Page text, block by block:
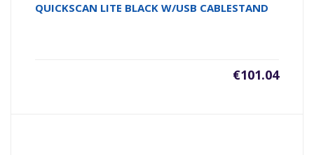
QUICKSCAN LITE BLACK W/USB CABLESTAND
€101.04